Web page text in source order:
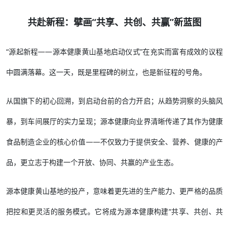
共赴新程：擘画“共享、共创、共赢”新蓝图
“源起新程——源本健康黄山基地启动仪式”在充实而富有成效的议程
中圆满落幕。这一天，既是里程碑的树立，也是新征程的号角。
从国旗下的初心回溯，到启动台前的合力开启；从趋势洞察的头脑风
暴，到车间展厅的实力呈现；源本健康向业界清晰传递了其作为健康
食品制造企业的核心价值——不仅致力于提供安全、营养、健康的产
品，更立志于构建一个开放、协同、共赢的产业生态。
源本健康黄山基地的投产，意味着更先进的生产能力、更严格的品质
把控和更灵活的服务模式。它将成为源本健康构建“共享、共创、共